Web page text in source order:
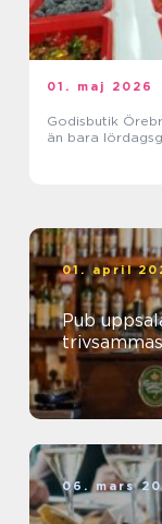
01. maj 2026
Godisbutik Örebro
än bara
01. april
Pub uppsala en guide till
06. mars